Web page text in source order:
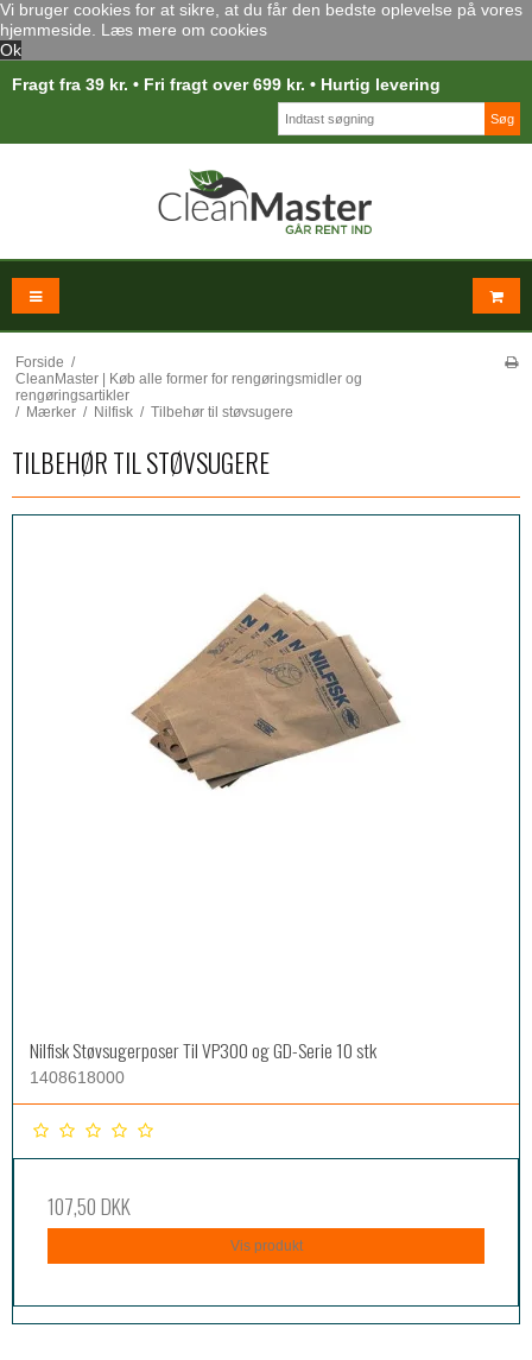
Vi bruger cookies for at sikre, at du får den bedste oplevelse på vores
hjemmeside. Læs mere om cookies
Ok
Fragt fra 39 kr. • Fri fragt over 699 kr. • Hurtig levering
Søg
Forside /
CleanMaster | Køb alle former for rengøringsmidler og
rengøringsartikler
/ Mærker / Nilfisk / Tilbehør til støvsugere
TILBEHØR TIL STØVSUGERE
Nilfisk Støvsugerposer Til VP300 og GD-Serie 10 stk
1408618000
107,50 DKK
Vis produkt